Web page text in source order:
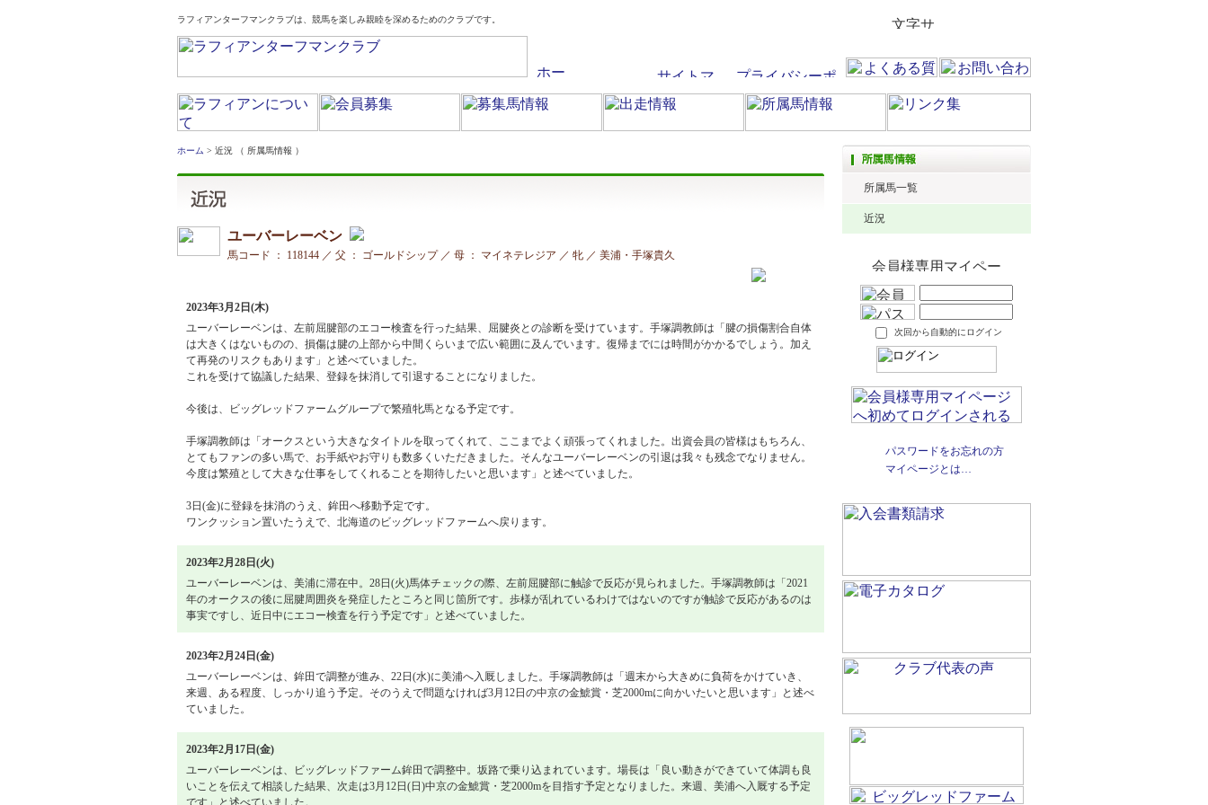
ラフィアンターフマンクラブは、競馬を楽しみ親睦を深めるためのクラブです。
ホーム > 近況 （ 所属馬情報 ）
ユーバーレーベン
馬コード ： 118144 ／ 父 ： ゴールドシップ ／ 母 ： マイネテレジア ／ 牝 ／ 美浦 ・手塚貴久
2023年3月2日(木)
ユーバーレーベンは、左前屈腱部のエコー検査を行った結果、屈腱炎との診断を受けています。手塚調教師は「腱の損傷割合自体
は大きくはないものの、損傷は腱の上部から中間くらいまで広い範囲に及んでいます。復帰までには時間がかかるでしょう。加え
て再発のリスクもあります」と述べていました。
これを受けて協議した結果、登録を抹消して引退することになりました。
今後は、ビッグレッドファームグループで繁殖牝馬となる予定です。
手塚調教師は「オークスという大きなタイトルを取ってくれて、ここまでよく頑張ってくれました。出資会員の皆様はもちろん、
とてもファンの多い馬で、お手紙やお守りも数多くいただきました。そんなユーバーレーベンの引退は我々も残念でなりません。
今度は繁殖として大きな仕事をしてくれることを期待したいと思います」と述べていました。
3日(金)に登録を抹消のうえ、鉾田へ移動予定です。
ワンクッション置いたうえで、北海道のビッグレッドファームへ戻ります。
2023年2月28日(火)
ユーバーレーベンは、美浦に滞在中。28日(火)馬体チェックの際、左前屈腱部に触診で反応が見られました。手塚調教師は「2021
年のオークスの後に屈腱周囲炎を発症したところと同じ箇所です。歩様が乱れているわけではないのですが触診で反応があるのは
事実ですし、近日中にエコー検査を行う予定です」と述べていました。
2023年2月24日(金)
ユーバーレーベンは、鉾田で調整が進み、22日(水)に美浦へ入厩しました。手塚調教師は「週末から大きめに負荷をかけていき、
来週、ある程度、しっかり追う予定。そのうえで問題なければ3月12日の中京の金鯱賞・芝2000mに向かいたいと思います」と述べ
ていました。
2023年2月17日(金)
ユーバーレーベンは、ビッグレッドファーム鉾田で調整中。坂路で乗り込まれています。場長は「良い動きができていて体調も良
いことを伝えて相談した結果、次走は3月12日(日)中京の金鯱賞・芝2000mを目指す予定となりました。来週、美浦へ入厩する予定
です」と述べていました。
所属馬一覧
近況
次回から自動的にログイン
パスワードをお忘れの方
マイページとは…